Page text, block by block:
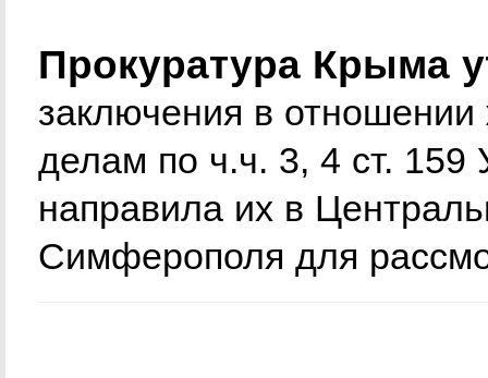
Прокуратура Крыма
заключения в
делам по ч.ч. 3, 4 ст.
направила их в
Симферополя для